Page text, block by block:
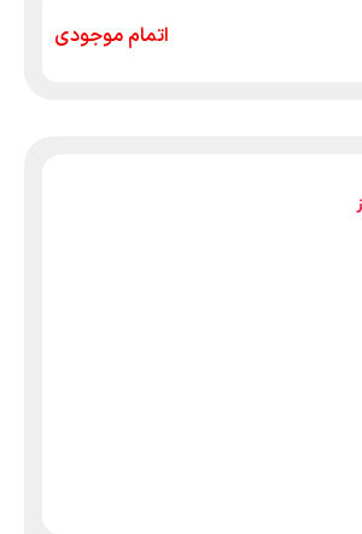
اتمام موجودی